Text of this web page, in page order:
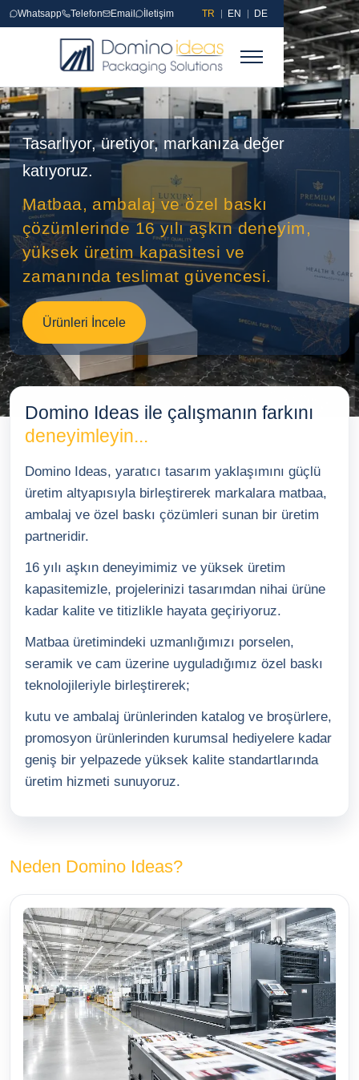
Whatsapp Telefon Email İletişim TR EN DE
Ana Sayfa
Referanslar
Matbaa Ürünleri
Sıvama
Sıvamalı Kutular
Endüstriyel Baskı
Baskılı Ürünler
TR EN DE
Tasarlıyor, üretiyor, markanıza değer
katıyoruz.
Matbaa, ambalaj ve özel baskı
çözümlerinde 16 yılı aşkın deneyim,
yüksek üretim kapasitesi ve
zamanında teslimat güvencesi.
Ürünleri İncele
Domino Ideas ile çalışmanın farkını
deneyimleyin...
Domino Ideas, yaratıcı tasarım yaklaşımını güçlü
üretim altyapısıyla birleştirerek markalara matbaa,
ambalaj ve özel baskı çözümleri sunan bir üretim
partneridir.
16 yılı aşkın deneyimimiz ve yüksek üretim
kapasitemizle, projelerinizi tasarımdan nihai ürüne
kadar kalite ve titizlikle hayata geçiriyoruz.
Matbaa üretimindeki uzmanlığımızı porselen,
seramik ve cam üzerine uyguladığımız özel baskı
teknolojileriyle birleştirerek;
kutu ve ambalaj ürünlerinden katalog ve broşürlere,
promosyon ürünlerinden kurumsal hediyelere kadar
geniş bir yelpazede yüksek kalite standartlarında
üretim hizmeti sunuyoruz.
Neden Domino Ideas?